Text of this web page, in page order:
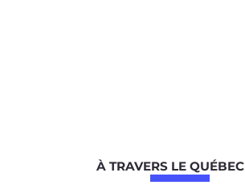
À TRAVERS LE QUÉBEC